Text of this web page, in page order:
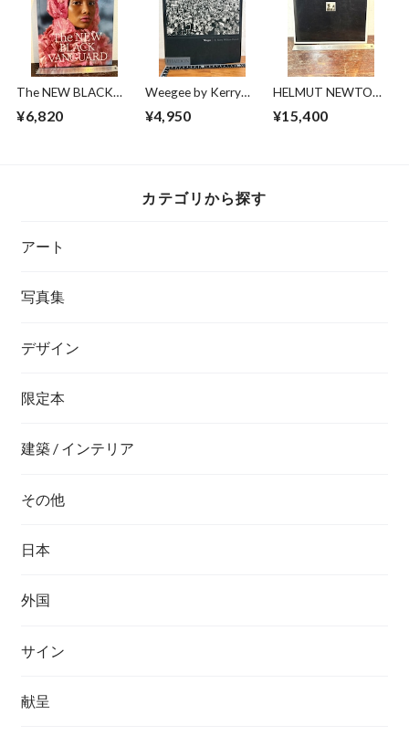
The NEW BLACK
¥6,820
Weegee by Kerry
¥4,950
HELMUT NEWTON
¥15,400
カテゴリから探す
アート
写真集
デザイン
限定本
建築 / インテリア
その他
日本
外国
サイン
献呈